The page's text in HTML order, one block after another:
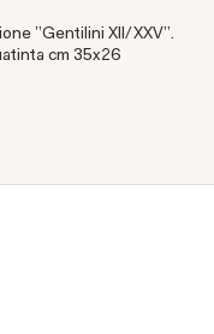
"Gentilini XII/XXV".
cm 35x26